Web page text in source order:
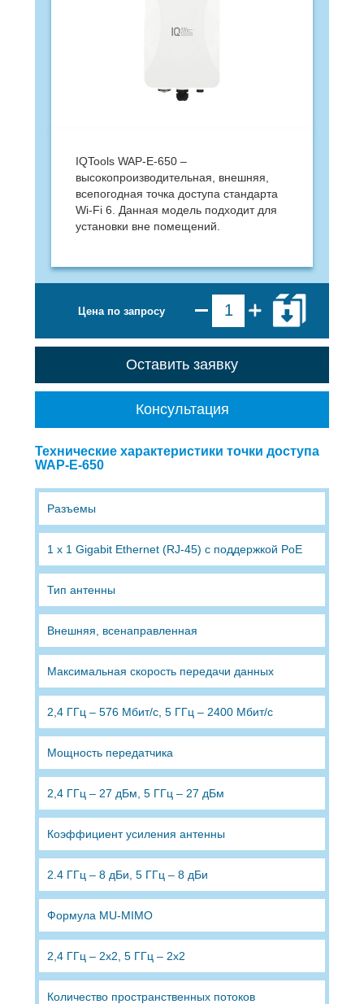
IQTools WAP-E-650 –
высокопроизводительная, внешняя,
всепогодная точка доступа стандарта
Wi-Fi 6. Данная модель подходит для
установки вне помещений.
Цена по запросу
Оставить заявку
Консультация
Технические характеристики точки доступа
WAP-E-650
Разъемы
1 х 1 Gigabit Ethernet (RJ-45) с поддержкой PoE
Тип антенны
Внешняя, всенаправленная
Максимальная скорость передачи данных
2,4 ГГц – 576 Мбит/с, 5 ГГц – 2400 Мбит/с
Мощность передатчика
2,4 ГГц – 27 дБм, 5 ГГц – 27 дБм
Коэффициент усиления антенны
2.4 ГГц – 8 дБи, 5 ГГц – 8 дБи
Формула MU-MIMO
2,4 ГГц – 2x2, 5 ГГц – 2x2
Количество пространственных потоков